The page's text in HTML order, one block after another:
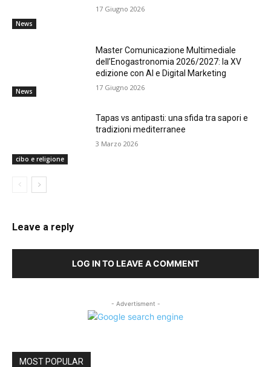
News
17 Giugno 2026
News
Master Comunicazione Multimediale
dell’Enogastronomia 2026/2027: la XV
edizione con AI e Digital Marketing
17 Giugno 2026
cibo e religione
Tapas vs antipasti: una sfida tra sapori e
tradizioni mediterranee
3 Marzo 2026
Leave a reply
LOG IN TO LEAVE A COMMENT
- Advertisment -
MOST POPULAR